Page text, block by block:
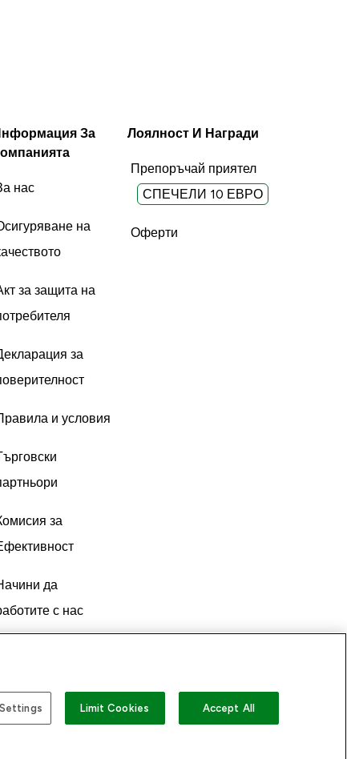
За
нас
на
за защита на
за
и условия
за
да
с нас
Лоялност И Награди
Препоръчай приятел
СПЕЧЕЛИ 10 ЕВРО
Оферти
Limit Cookies Accept All